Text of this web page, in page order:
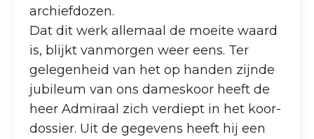
archiefdozen.
Dat dit werk allemaal de moeite waard
is, blijkt vanmorgen weer eens. Ter
gelegenheid van het op handen zijnde
jubileum van ons dameskoor heeft de
heer Admiraal zich verdiept in het koor-
dossier. Uit de gegevens heeft hij een